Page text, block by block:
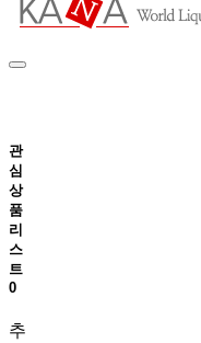
관
심
상
품
리
스
트
0
추